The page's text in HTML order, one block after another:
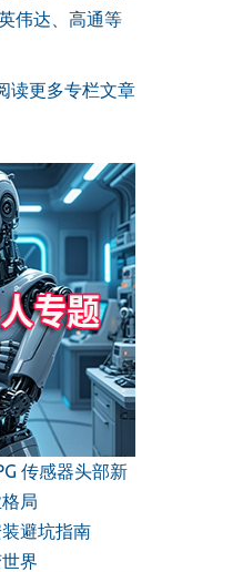
伟达、高通等
读更多专栏文章
传感器头部新
局
避坑指南
界